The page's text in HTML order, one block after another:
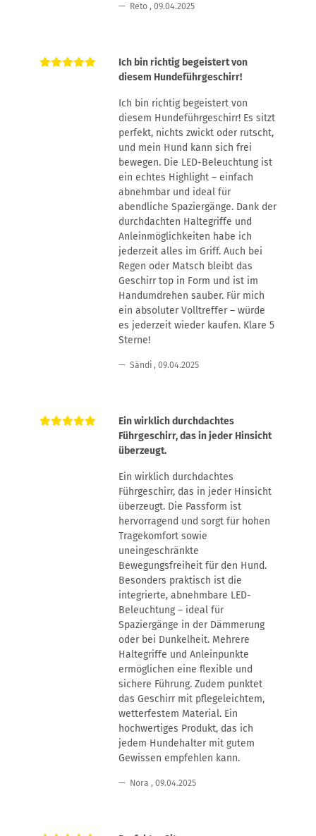
Reto , 09.04.2025
Ich bin richtig begeistert von
diesem Hundeführgeschirr!
Ich bin richtig begeistert von
diesem Hundeführgeschirr! Es sitzt
perfekt, nichts zwickt oder rutscht,
und mein Hund kann sich frei
bewegen. Die LED-Beleuchtung ist
ein echtes Highlight – einfach
abnehmbar und ideal für
abendliche Spaziergänge. Dank der
durchdachten Haltegriffe und
Anleinmöglichkeiten habe ich
jederzeit alles im Griff. Auch bei
Regen oder Matsch bleibt das
Geschirr top in Form und ist im
Handumdrehen sauber. Für mich
ein absoluter Volltreffer – würde
es jederzeit wieder kaufen. Klare 5
Sterne!
Sändi , 09.04.2025
Ein wirklich durchdachtes
Führgeschirr, das in jeder Hinsicht
überzeugt.
Ein wirklich durchdachtes
Führgeschirr, das in jeder Hinsicht
überzeugt. Die Passform ist
hervorragend und sorgt für hohen
Tragekomfort sowie
uneingeschränkte
Bewegungsfreiheit für den Hund.
Besonders praktisch ist die
integrierte, abnehmbare LED-
Beleuchtung – ideal für
Spaziergänge in der Dämmerung
oder bei Dunkelheit. Mehrere
Haltegriffe und Anleinpunkte
ermöglichen eine flexible und
sichere Führung. Zudem punktet
das Geschirr mit pflegeleichtem,
wetterfestem Material. Ein
hochwertiges Produkt, das ich
jedem Hundehalter mit gutem
Gewissen empfehlen kann.
Nora , 09.04.2025